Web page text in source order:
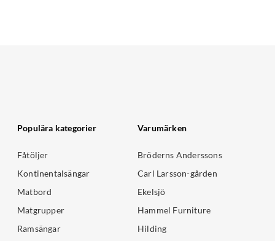
Populära kategorier
Fåtöljer
Kontinentalsängar
Matbord
Matgrupper
Ramsängar
Varumärken
Bröderns Anderssons
Carl Larsson-gården
Ekelsjö
Hammel Furniture
Hilding